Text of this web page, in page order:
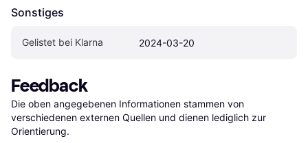
Sonstiges
Gelistet bei Klarna 2024-03-20
Feedback
Die oben angegebenen Informationen stammen von
verschiedenen externen Quellen und dienen lediglich zur
Orientierung.